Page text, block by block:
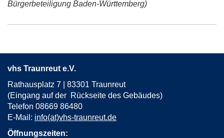
Bürgerbeteiligung Baden-Württemberg)
vhs Traunreut e.V.
Rathausplatz 7 | 83301 Traunreut
(Eingang auf der Rückseite des Gebäudes)
Telefon 08669 86480
E-Mail: info(at)vhs-traunreut.de
Öffnungszeiten: